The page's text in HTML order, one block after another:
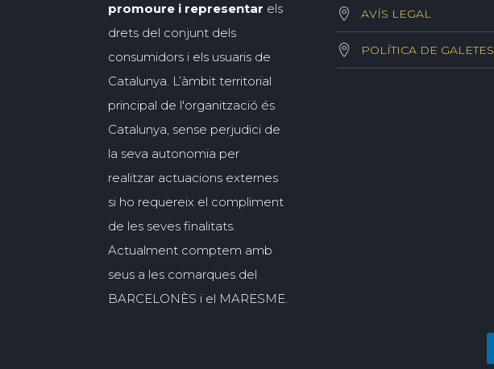
promoure i representar els
drets del conjunt dels
consumidors i els usuaris de
Catalunya. L’àmbit territorial
principal de l'organització és
Catalunya, sense perjudici de
la seva autonomia per
realitzar actuacions externes
si ho requereix el compliment
de les seves finalitats.
Actualment comptem amb
seus a les comarques del
BARCELONÈS i el MARESME.
AVÍS LEGAL
POLÍTICA DE GALETES